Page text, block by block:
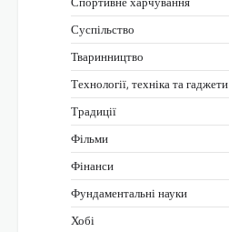
Суспільство
Тваринництво
Технології, техніка та гаджети
Традиції
Фільми
Фінанси
Фундаментальні науки
Хобі